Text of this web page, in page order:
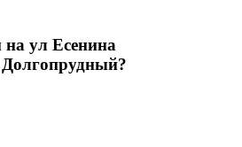
ул Есенина